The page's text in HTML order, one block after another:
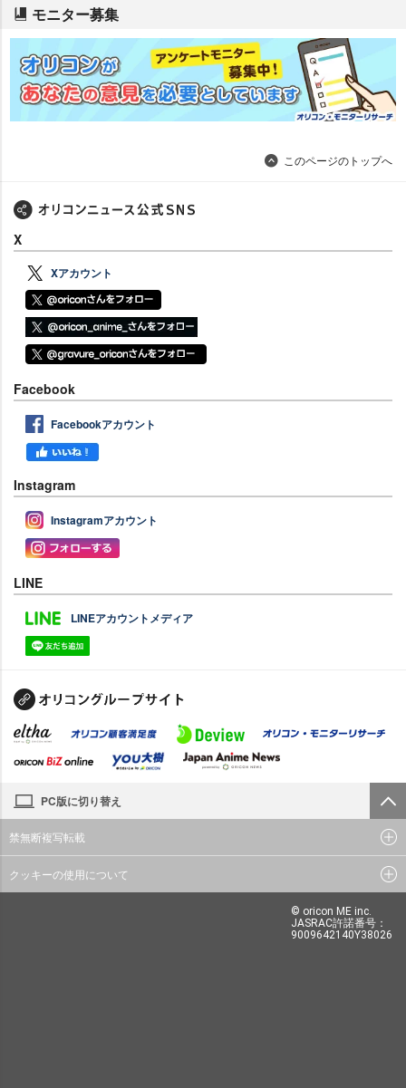
モニター募集
このページのトップへ
X
Xアカウント
Facebook
Facebookアカウント
Instagram
Instagramアカウント
LINE
LINEアカウントメディア
PC版に切り替え
禁無断複写転載
クッキーの使用について
© oricon ME inc.
JASRAC許諾番号：
9009642140Y38026